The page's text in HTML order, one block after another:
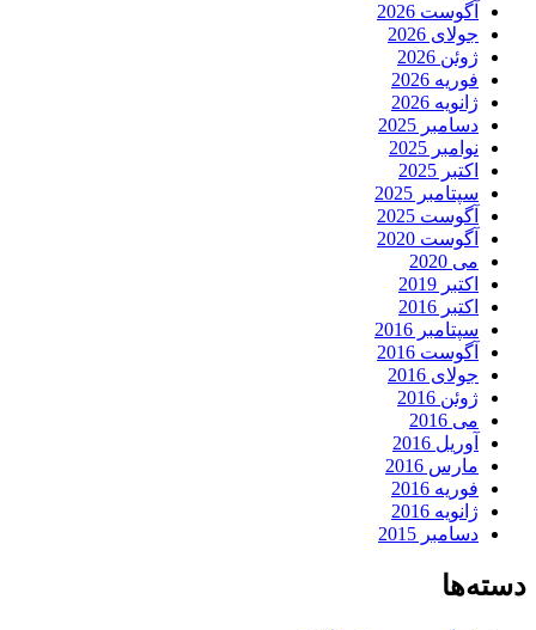
آگوست 2026
جولای 2026
ژوئن 2026
فوریه 2026
ژانویه 2026
دسامبر 2025
نوامبر 2025
اکتبر 2025
سپتامبر 2025
آگوست 2025
آگوست 2020
می 2020
اکتبر 2019
اکتبر 2016
سپتامبر 2016
آگوست 2016
جولای 2016
ژوئن 2016
می 2016
آوریل 2016
مارس 2016
فوریه 2016
ژانویه 2016
دسامبر 2015
دسته‌ها